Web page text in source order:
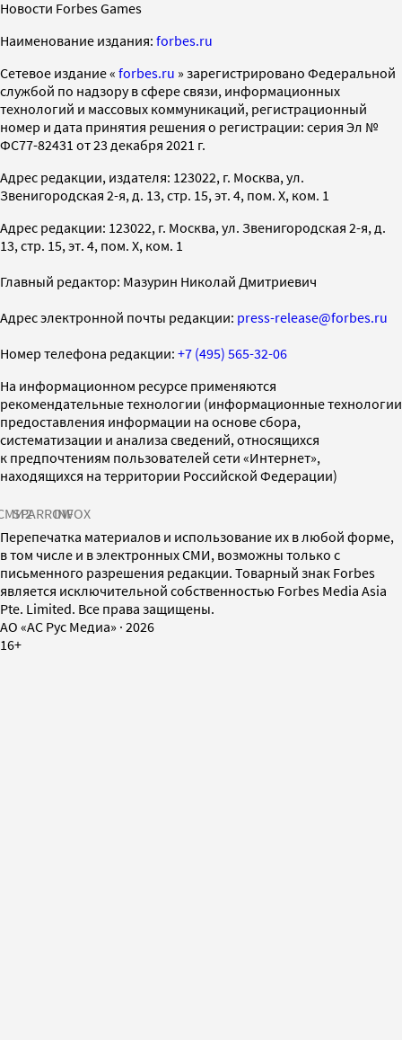
Новости Forbes Games
Наименование издания: forbes.ru
Cетевое издание « forbes.ru » зарегистрировано Федеральной
службой по надзору в сфере связи, информационных
технологий и массовых коммуникаций, регистрационный
номер и дата принятия решения о регистрации: серия Эл №
ФС77-82431 от 23 декабря 2021 г.
Адрес редакции, издателя: 123022, г. Москва, ул.
Звенигородская 2-я, д. 13, стр. 15, эт. 4, пом. X, ком. 1
Адрес редакции: 123022, г. Москва, ул. Звенигородская 2-я, д.
13, стр. 15, эт. 4, пом. X, ком. 1
Главный редактор: Мазурин Николай Дмитриевич
Адрес электронной почты редакции: press-release@forbes.ru
Номер телефона редакции: +7 (495) 565-32-06
На информационном ресурсе применяются
рекомендательные технологии (информационные технологии
предоставления информации на основе сбора,
систематизации и анализа сведений, относящихся
к предпочтениям пользователей сети «Интернет»,
находящихся на территории Российской Федерации)
SPARROWINFOX
Перепечатка материалов и использование их в любой форме,
в том числе и в электронных СМИ, возможны только с
письменного разрешения редакции. Товарный знак Forbes
является исключительной собственностью Forbes Media Asia
Pte. Limited. Все права защищены.
AO «АС Рус Медиа» · 2026
16+